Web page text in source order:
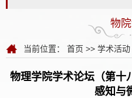
物
当前位置： 首页 >> 学术活动
物理学院学术论坛（第十
感知与